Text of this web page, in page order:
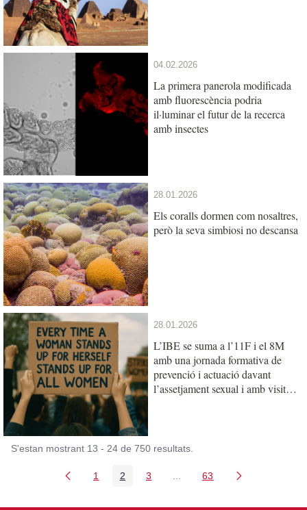
04.02.2026
La primera panerola modificada
amb fluorescència podria
il·luminar el futur de la recerca
amb insectes
28.01.2026
Els coralls dormen com nosaltres,
però la seva simbiosi no descansa
28.01.2026
L’IBE se suma a l’11F i el 8M
amb una jornada formativa de
prevenció i actuació davant
l’assetjament sexual i amb visites
S'estan mostrant 13 - 24 de 750 resultats.
Pàgina
1 Pàgina
2 Pàgina
3 Pàgines intermèdies
Pàgina
63